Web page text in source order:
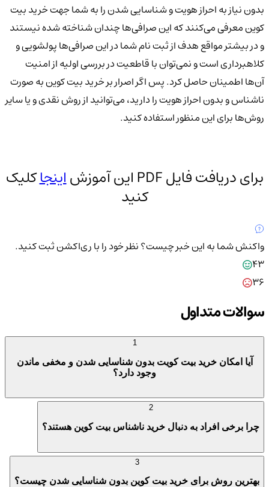
بدون نیاز به احراز هویت و شناسایی شدن را به شما جهت خرید بیت
کوین معرفی می‌کنند که این صرافی‌ها چندان شناخته شده نیستند
و در بیشتر مواقع هدف از ثبت نام شما در این صرافی‌ها پولشویی و
کلاهبرداری است و نمی‌توان با قاطعیت در بررسی اولیه از امنیت
آن‌ها اطمینان حاصل کرد. پس اگر اصرار بر خرید بیت کوین به صورت
ناشناس و بدون احراز هویت را دارید، می‌توانید از روش نقدی و یا سایر
روش‌ها برای این منظور استفاده کنید.
برای دریافت فایل PDF این آموزش اینجاکلیک
کنید
واکنش شما به این خبر چیست؟نظر خود را با ری‌اکشن ثبت کنید.
43
36
سوالات متداول
آیا امکان خرید بیت کویت بدون شناسایی شدن و مخفی ماندن
وجود دارد؟
چرا برخی افراد به دنبال خرید ناشناس بیت کوین هستند؟
بهترین روش برای خرید بیت کوین بدون شناسایی شدن چیست؟